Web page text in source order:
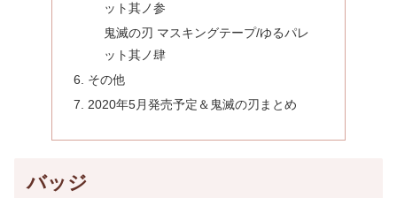
ット其ノ参
鬼滅の刃 マスキングテープ/ゆるパレ
ット其ノ肆
その他
2020年5月発売予定＆鬼滅の刃まとめ
バッジ